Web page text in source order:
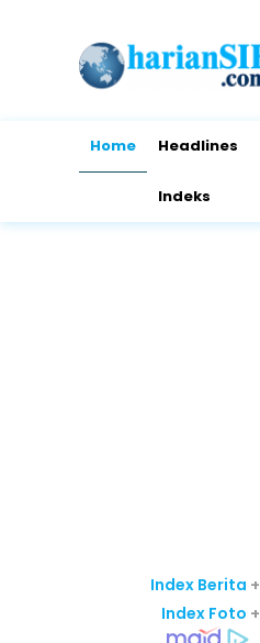
Home Headlines
Indeks
Index Berita +
Index Foto +